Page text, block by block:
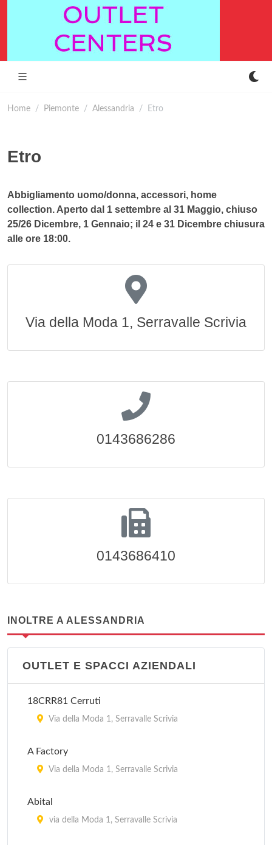
Home Piemonte Alessandria Etro
Etro
Abbigliamento uomo/donna, accessori, home
collection. Aperto dal 1 settembre al 31 Maggio, chiuso
25/26 Dicembre, 1 Gennaio; il 24 e 31 Dicembre chiusura
alle ore 18:00.
Via della Moda 1, Serravalle Scrivia
0143686286
0143686410
INOLTRE A ALESSANDRIA
OUTLET E SPACCI AZIENDALI
18CRR81 Cerruti
Via della Moda 1, Serravalle Scrivia
A Factory
Via della Moda 1, Serravalle Scrivia
Abital
via della Moda 1, Serravalle Scrivia